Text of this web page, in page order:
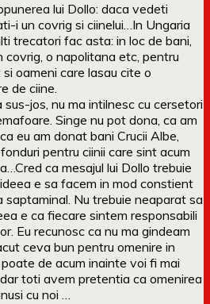
lui Dollo: daca vedeti
i un covrig si ciinelui…In Ungaria
trecatori fac asta: in loc de bani,
covrig, o napolitana etc, pentru
oameni care lasau cite o
de ciine.
sus-jos, nu ma intilnesc cu cersetori
Singe nu pot dona, ca am
eu am donat bani Crucii Albe,
pentru ciinii care sint acum
ca mesajul lui Dollo trebuie
e sa facem in mod constient
saptaminal. Nu trebuie neaparat sa
e ca fiecare sintem responsabili
Eu recunosc ca nu ma gindeam
ceva bun pentru omenire in
de acum inainte voi fi mai
toti avem pretentia ca omenirea
cu noi …